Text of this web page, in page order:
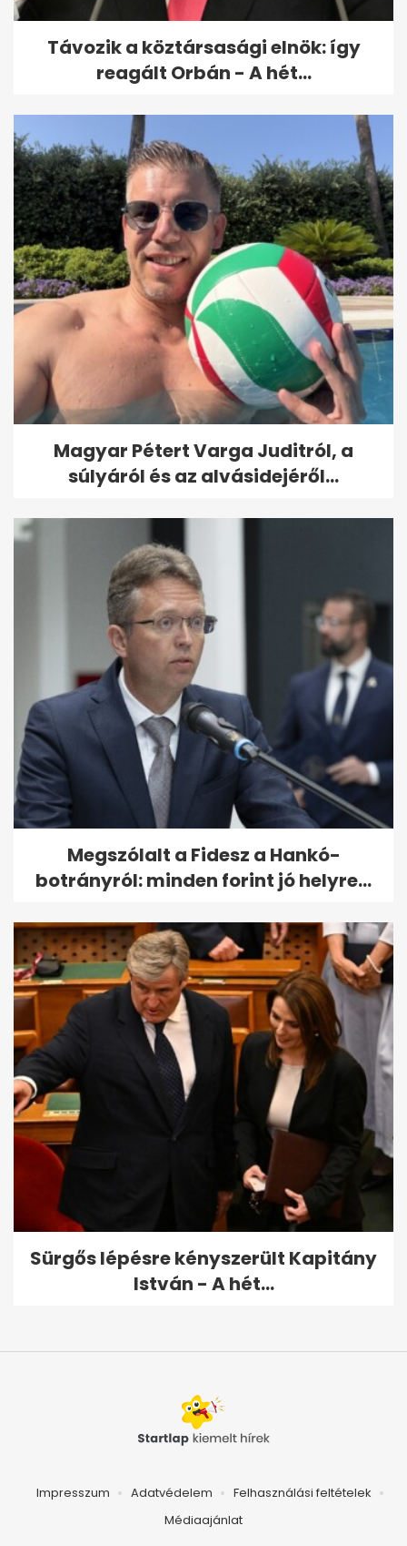
Távozik a köztársasági elnök: így
reagált Orbán - A hét...
Magyar Pétert Varga Juditról, a
súlyáról és az alvásidejéről...
Megszólalt a Fidesz a Hankó-
botrányról: minden forint jó helyre...
Sürgős lépésre kényszerült Kapitány
István - A hét...
Impresszum Adatvédelem
Felhasználási feltételek
Médiaajánlat